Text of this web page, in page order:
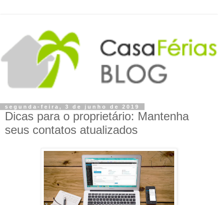
segunda-feira, 3 de junho de 2019
Dicas para o proprietário: Mantenha
seus contatos atualizados